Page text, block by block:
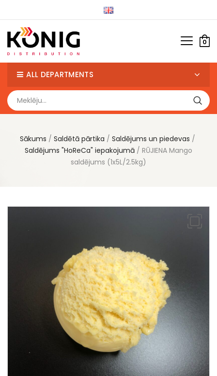
0
ALL DEPARTMENTS
Sākums Saldētā pārtika
Saldējums un piedevas
Saldējums "HoReCa" iepakojumā
RŪJIENA Mango
saldējums (1x5L/2.5kg)